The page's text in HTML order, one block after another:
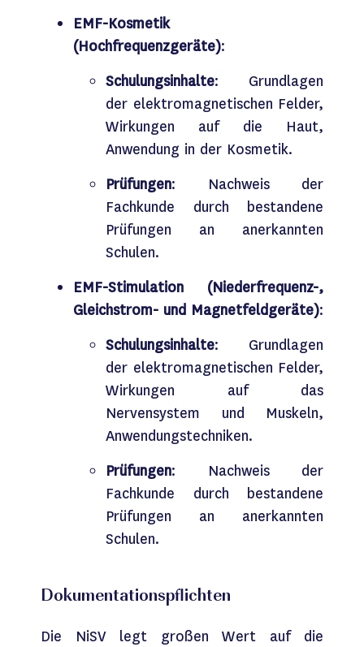
EMF-Kosmetik
(Hochfrequenzgeräte):
Schulungsinhalte: Grundlagen
der elektromagnetischen Felder,
Wirkungen auf die Haut,
Anwendung in der Kosmetik.
Prüfungen: Nachweis der
Fachkunde durch bestandene
Prüfungen an anerkannten
Schulen.
EMF-Stimulation (Niederfrequenz-,
Gleichstrom- und Magnetfeldgeräte):
Schulungsinhalte: Grundlagen
der elektromagnetischen Felder,
Wirkungen auf das
Nervensystem und Muskeln,
Anwendungstechniken.
Prüfungen: Nachweis der
Fachkunde durch bestandene
Prüfungen an anerkannten
Schulen.
Dokumentationspflichten
Die NiSVlegt großen Wert auf die